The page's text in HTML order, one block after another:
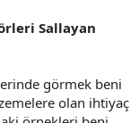
Sallayan
görmek beni
olan ihtiyaç